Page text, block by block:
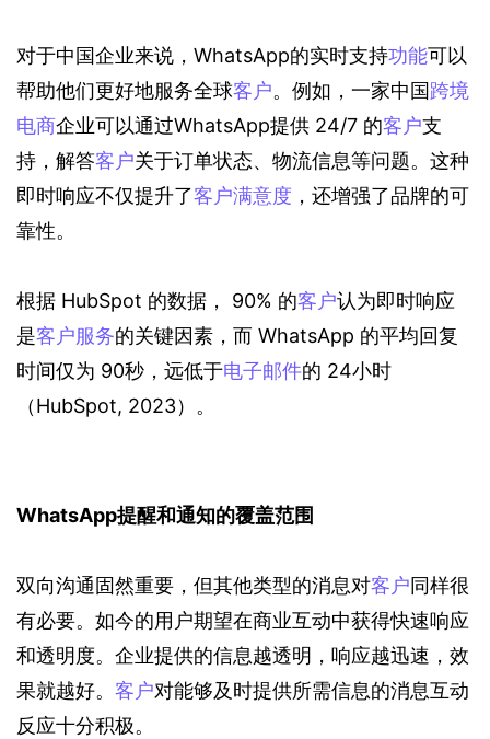
对于中国企业来说，WhatsApp的实时支持功能可以
帮助他们更好地服务全球客户。例如，一家中国跨境
电商企业可以通过WhatsApp提供 24/7 的客户支
持，解答客户关于订单状态、物流信息等问题。这种
即时响应不仅提升了客户满意度 ，还增强了品牌的可
靠性。
根据 HubSpot 的数据， 90% 的客户认为即时响应
是客户服务的关键因素，而 WhatsApp 的平均回复
时间仅为 90秒，远低于电子邮件的 24小时
（HubSpot, 2023）。
WhatsApp提醒和通知的覆盖范围
双向沟通固然重要，但其他类型的消息对客户同样很
有必要。如今的用户期望在商业互动中获得快速响应
和透明度。企业提供的信息越透明，响应越迅速，效
果就越好。 客户对能够及时提供所需信息的消息互动
反应十分积极。